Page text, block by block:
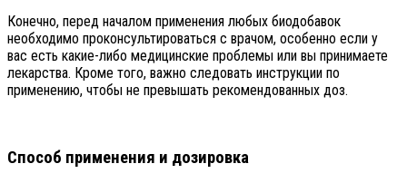
Конечно, перед началом применения любых биодобавок
необходимо проконсультироваться с врачом, особенно если у
вас есть какие-либо медицинские проблемы или вы принимаете
лекарства. Кроме того, важно следовать инструкции по
применению, чтобы не превышать рекомендованных доз.
Способ применения и дозировка